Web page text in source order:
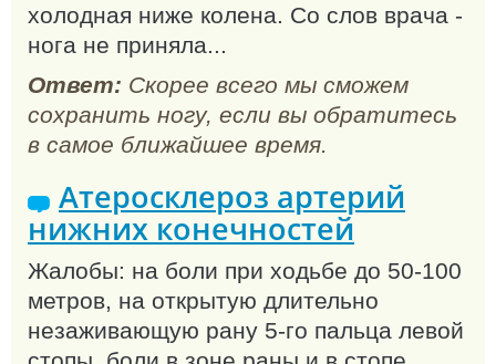
холодная ниже колена. Со слов врача -
нога не приняла...
Ответ: Скорее всего мы сможем
сохранить ногу, если вы обратитесь
в самое ближайшее время.
Атеросклероз артерий
нижних конечностей
Жалобы: на боли при ходьбе до 50-100
метров, на открытую длительно
незаживающую рану 5-го пальца левой